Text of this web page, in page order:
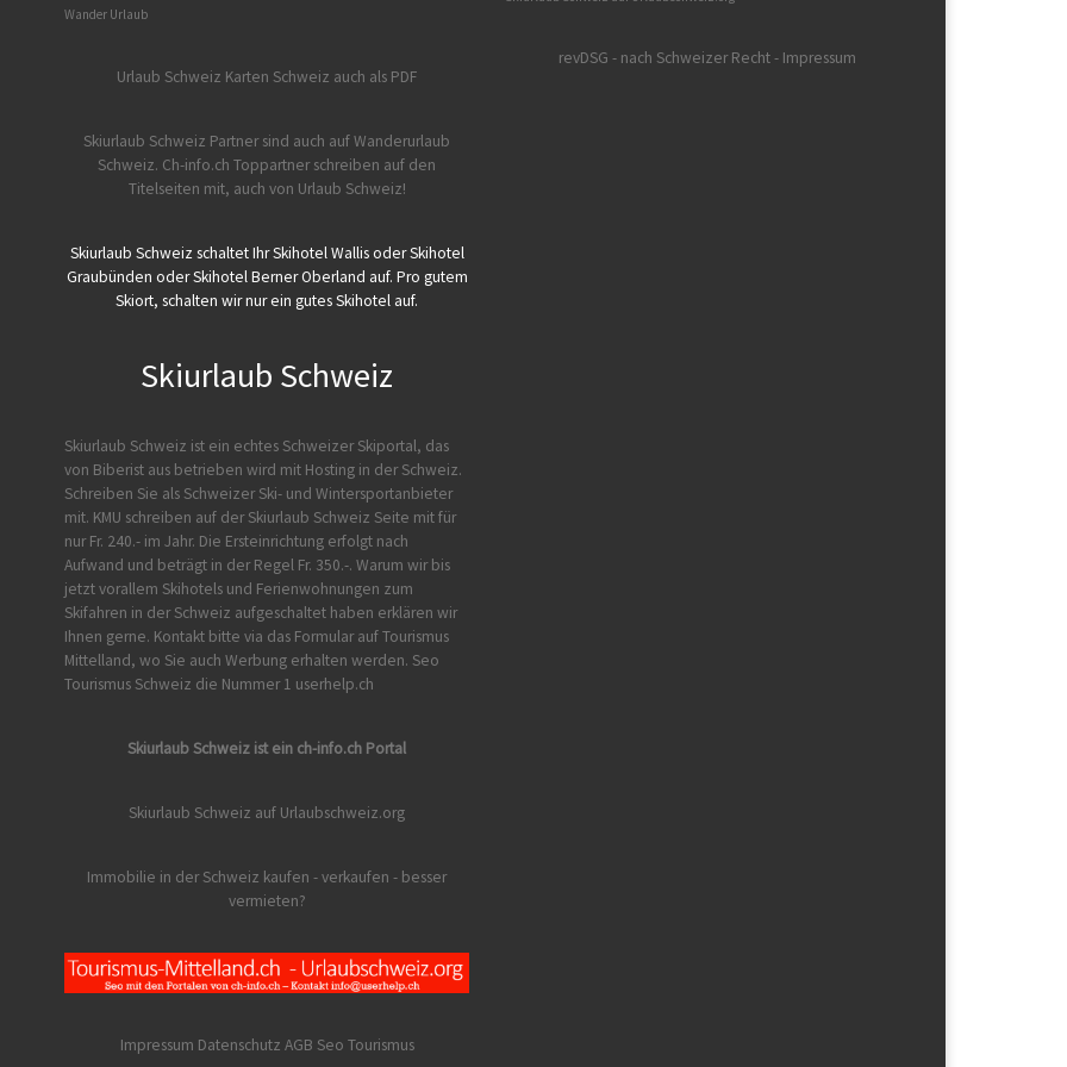
Wander Urlaub
Urlaub Schweiz Karten Schweiz auch als PDF
Skiurlaub Schweiz Partner sind auch auf Wanderurlaub
Schweiz. Ch-info.ch Toppartner schreiben auf den
Titelseiten mit, auch von Urlaub Schweiz!
Skiurlaub Schweiz schaltet Ihr Skihotel Wallis oder Skihotel
Graubünden oder Skihotel Berner Oberland auf. Pro gutem
Skiort, schalten wir nur ein gutes Skihotel auf.
Skiurlaub Schweiz
Skiurlaub Schweiz ist ein echtes Schweizer Skiportal, das
von Biberist aus betrieben wird mit Hosting in der Schweiz.
Schreiben Sie als Schweizer Ski- und Wintersportanbieter
mit. KMU schreiben auf der Skiurlaub Schweiz Seite mit für
nur Fr. 240.- im Jahr. Die Ersteinrichtung erfolgt nach
Aufwand und beträgt in der Regel Fr. 350.-. Warum wir bis
jetzt vorallem Skihotels und Ferienwohnungen zum
Skifahren in der Schweiz aufgeschaltet haben erklären wir
Ihnen gerne. Kontakt bitte via das Formular aufTourismus
Mittelland, wo Sie auch Werbung erhalten werden. Seo
Tourismus Schweiz die Nummer 1 userhelp.ch
Skiurlaub Schweiz ist ein ch-info.ch Portal
Skiurlaub Schweiz auf Urlaubschweiz.org
Immobilie in der Schweiz kaufen - verkaufen - besser
vermieten?
Impressum Datenschutz AGB Seo Tourismus
revDSG - nach Schweizer Recht - Impressum